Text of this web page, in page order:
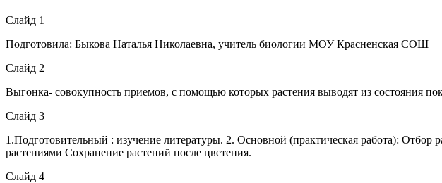
Слайд 1
Подготовила: Быкова Наталья Николаевна, учитель биологии МОУ Красненская СОШ
Слайд 2
Выгонка- совокупность приемов, с помощью которых растения выводят из состояния
Слайд 3
1.Подготовительный : изучение литературы. 2. Основной (практическая работа):
растениями Сохранение растений после цветения.
Слайд 4